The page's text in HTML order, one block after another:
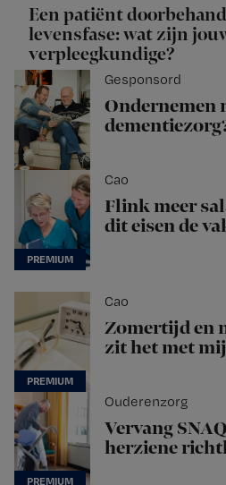
Een patiënt
levensfase: wat zijn
verpleegkundige?
Gesponsord
Ondernemen
Cao
Flink meer
dit eisen de
Cao
Zomertijd en
zit het met
Ouderenzorg
Vervang
herziene